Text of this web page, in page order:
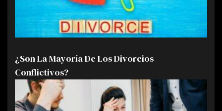
¿Son La Mayoría De Los Divorcios
Conflictivos?